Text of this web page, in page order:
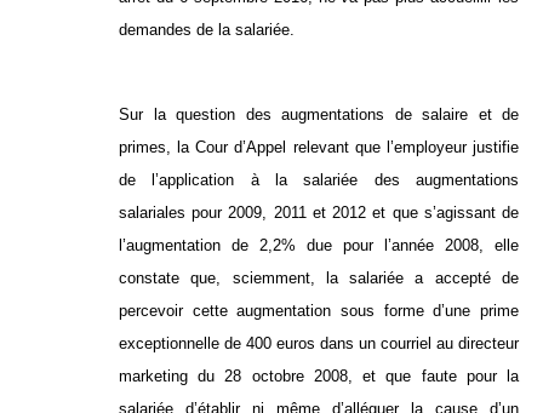
demandes de la salariée.
Sur la question des augmentations de salaire et de
primes, la Cour d’Appel relevant que l’employeur justifie
de l’application à la salariée des augmentations
salariales pour 2009, 2011 et 2012 et que s’agissant de
l’augmentation de 2,2% due pour l’année 2008, elle
constate que, sciemment, la salariée a accepté de
percevoir cette augmentation sous forme d’une prime
exceptionnelle de 400 euros dans un courriel au directeur
marketing du 28 octobre 2008, et que faute pour la
salariée d’établir ni même d’alléguer la cause d’un